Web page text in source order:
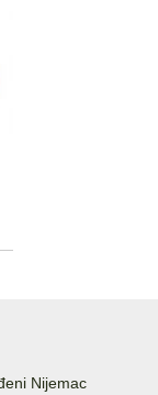
Nijemac